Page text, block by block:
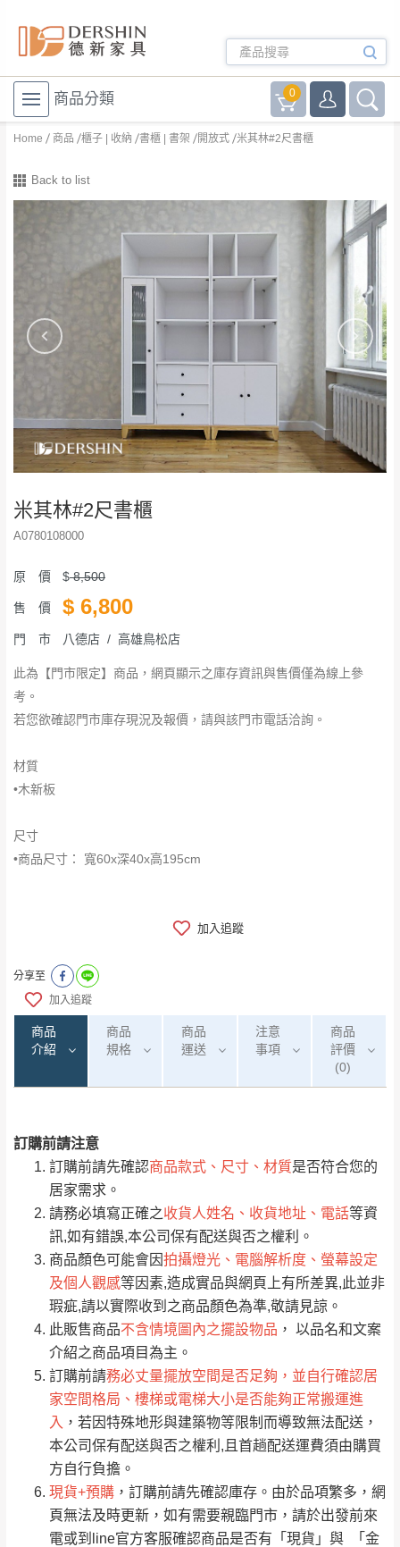
商品分類 0
Home 商品 櫃子 | 收納 書櫃 | 書架 開放式 米其林#2尺書櫃
Back to list
米其林#2尺書櫃
A0780108000
原 價 $8,500
售 價 $ 6,800
門 市 八德店 / 高雄鳥松店
此為【門市限定】商品，網頁顯示之庫存資訊與售價僅為線上參
考。
若您欲確認門市庫存現況及報價，請與該門市電話洽詢。
材質
•木新板
尺寸
•商品尺寸： 寬60x深40x高195cm
加入追蹤
分享至
加入追蹤
商品
介紹
商品
規格
商品
運送
注意
事項
商品
評價
(0)
訂購前請注意
訂購前請先確認商品款式、尺寸、材質是否符合您的
居家需求。
請務必填寫正確之收貨人姓名、收貨地址、電話等資
訊,如有錯誤,本公司保有配送與否之權利。
商品顏色可能會因拍攝燈光、電腦解析度、螢幕設定
及個人觀感等因素,造成實品與網頁上有所差異,此並非
瑕疵,請以實際收到之商品顏色為準,敬請見諒。
此販售商品不含情境圖內之擺設物品 ， 以品名和文案
介紹之商品項目為主。
訂購前請務必丈量擺放空間是否足夠，並自行確認居
家空間格局、樓梯或電梯大小是否能夠正常搬運進
入 ，若因特殊地形與建築物等限制而導致無法配送，
本公司保有配送與否之權利,且首趟配送運費須由購買
方自行負擔。
現貨+預購 ，訂購前請先確認庫存。由於品項繁多，網
頁無法及時更新，如有需要親臨門市，請於出發前來
電或到line官方客服確認商品是否有「現貨」與 「金
運 費 說 明
運送地區 運送費用
偏遠地區
（請先線上詢問 LINE
→@dershin ）
桃園
免 運
費
復興鄉
新竹
峨眉鄉、五峰鄉、
橫山、北埔鄉、尖
石鄉、寶山鄉山
區、新埔山區、芎
里
台北 無
注意事項：
由於品項繁多，網頁無法及時更新，如有需
要購買商品，請於出發前來電或到「官方
Line客服」來信確認商品是否有「現貨」與
「金額」。
若商品價格或庫存有異常，商家有權取消訂
單。部分網路商品恕無法更改原設計或客製，敬請
見諒！
接單後二日內(不含例假日)，我們客服會與您
電話聯絡或E-Mail通知確認訂單。
（線上客
服 LINE → @dershin）
下單前先詢問是否現貨 ，若未詢問下單後無
現貨我們客服會再來電或E-Mail與您聯絡
（洽詢方式請搜尋 Line ID → @dershin）
運送範圍：限定北至基隆，南至苗栗，偏遠
地區恕無法提供運送 (詳見運送規章)。
0/5 (0)筆
全部 依評論高至低排列
依評論低至高排列 只顯示附上圖片
只顯示附上評論